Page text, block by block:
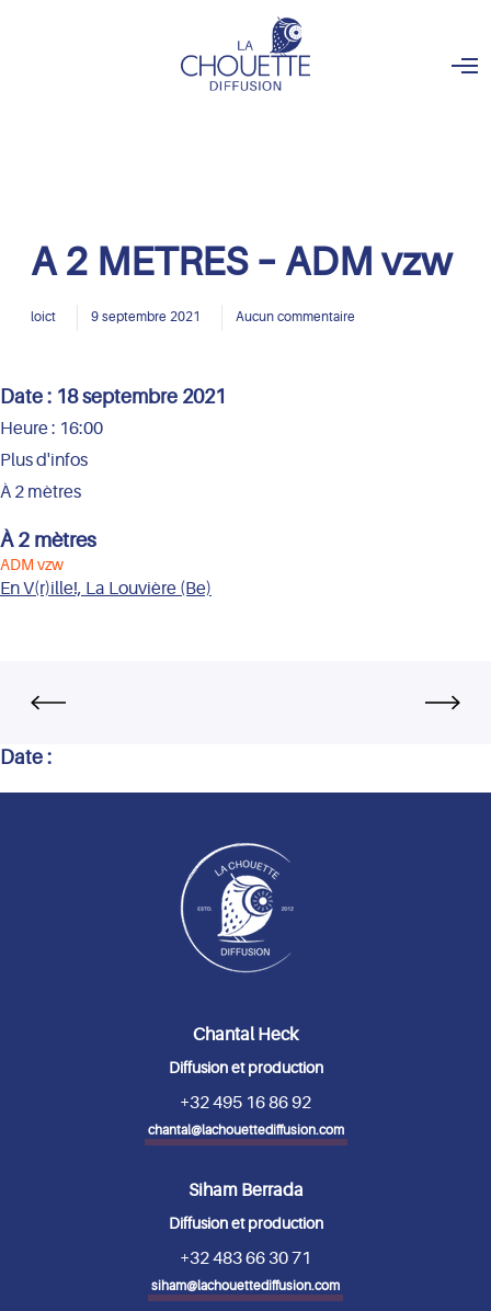
O
A 2 METRES – ADM vzw
loict 9 septembre 2021 Aucun commentaire
Date : 18 septembre 2021
Heure : 16:00
Plus d'infos
À 2 mètres
À 2 mètres
ADM vzw
En V(r)ille!, La Louvière (Be)
Date :
Chantal Heck
Diffusion et production
+32 495 16 86 92
chantal@lachouettediffusion.com
Siham Berrada
Diffusion et production
+32 483 66 30 71
siham@lachouettediffusion.com